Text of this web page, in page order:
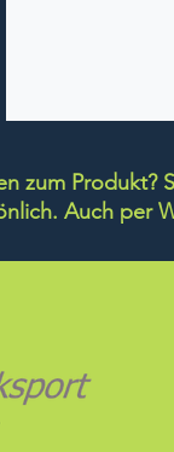
zum Produkt?
Auch per